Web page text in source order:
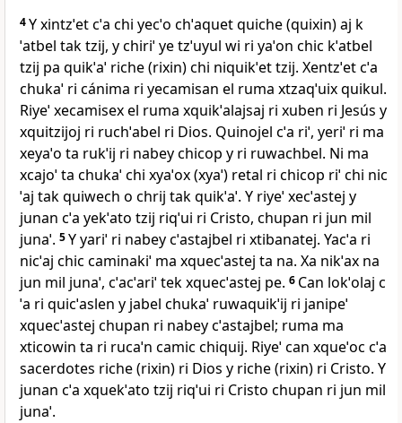
4Y xintzˈet cˈa chi yecˈo chˈaquet quiche (quixin) aj k
ˈatbel tak tzij, y chiriˈ ye tzˈuyul wi ri yaˈon chic kˈatbel
tzij pa quikˈaˈ riche (rixin) chi niquikˈet tzij. Xentzˈet cˈa
chukaˈ ri cánima ri yecamisan el ruma xtzaqˈuix quikul.
Riyeˈ xecamisex el ruma xquikˈalajsaj ri xuben ri Jesús y
xquitzijoj ri ruchˈabel ri Dios. Quinojel cˈa riˈ, yeriˈ ri ma
xeyaˈo ta rukˈij ri nabey chicop y ri ruwachbel. Ni ma
xcajoˈ ta chukaˈ chi xyaˈox (xyaˈ) retal ri chicop riˈ chi nic
ˈaj tak quiwech o chrij tak quikˈaˈ. Y riyeˈ xecˈastej y
junan cˈa yekˈato tzij riqˈui ri Cristo, chupan ri jun mil
junaˈ. 5Y yariˈ ri nabey cˈastajbel ri xtibanatej. Yacˈa ri
nicˈaj chic caminakiˈ ma xquecˈastej ta na. Xa nikˈax na
jun mil junaˈ, cˈacˈariˈ tek xquecˈastej pe. 6 Can lokˈolaj c
ˈa ri quicˈaslen y jabel chukaˈ ruwaquikˈij ri janipeˈ
xquecˈastej chupan ri nabey cˈastajbel; ruma ma
xticowin ta ri rucaˈn camic chiquij. Riyeˈ can xqueˈoc cˈa
sacerdotes riche (rixin) ri Dios y riche (rixin) ri Cristo. Y
junan cˈa xquekˈato tzij riqˈui ri Cristo chupan ri jun mil
junaˈ.